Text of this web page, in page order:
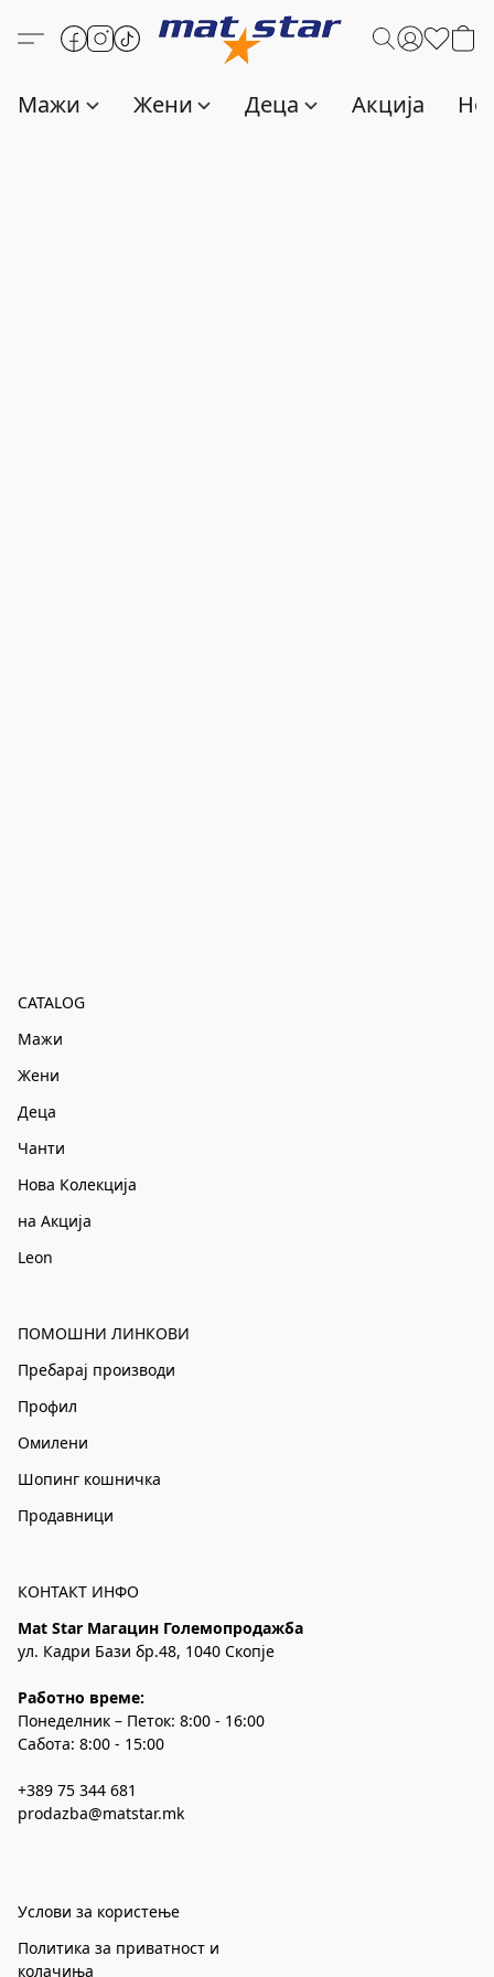
Мажи Жени Деца Акција
CATALOG
Мажи
Жени
Деца
Чанти
Нова Колекција
на Акција
Leon
ПОМОШНИ ЛИНКОВИ
Пребарај производи
Профил
Омилени
Шопинг кошничка
Продавници
КОНТАКТ ИНФО
Mat Star Магацин Големопродажба
ул. Кадри Бази бр.48, 1040 Скопје
Работно време:
Понеделник – Петок: 8:00 - 16:00
Сабота: 8:00 - 15:00
+389 75 344 681
prodazba@matstar.mk
Услови за користење
Политика за приватност и
колачиња